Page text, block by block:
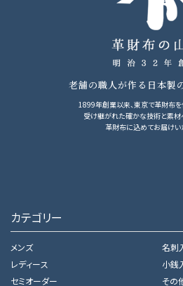
老舗の職人が作る日本製
1899年創業以来、東京で革財布を
受け継がれた確かな技術と素材
革財布に込めてお届けい
カテゴリー
メンズ
レディース
セミオーダー
名刺
小銭
その